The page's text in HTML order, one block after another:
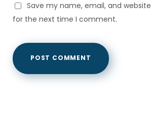
Save my name, email, and
for the next time I comment.